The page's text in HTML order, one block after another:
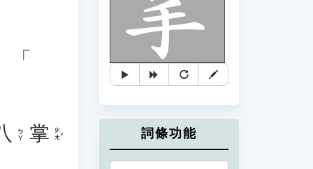
「
ㄅㄚ 掌 ㄓㄤˇ 詞條功能